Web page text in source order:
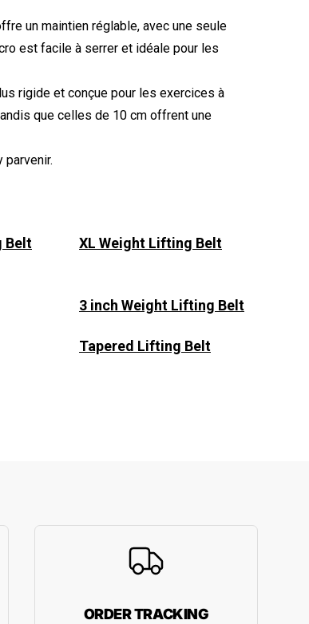
un maintien réglable, avec une seule
est facile à serrer et idéale pour les
rigide et conçue pour les exercices à
que celles de 10 cm offrent une
Belt XL Weight Lifting Belt
3 inch Weight Lifting Belt
Tapered Lifting Belt
ORDER TRACKING